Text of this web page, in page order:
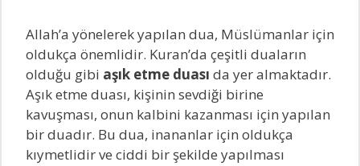
Allah’a yönelerek yapılan dua, Müslümanlar için
oldukça önemlidir. Kuran’da çeşitli duaların
olduğu gibi aşık etme duası da yer almaktadır.
Aşık etme duası, kişinin sevdiği birine
kavuşması, onun kalbini kazanması için yapılan
bir duadır. Bu dua, inananlar için oldukça
kıymetlidir ve ciddi bir şekilde yapılması